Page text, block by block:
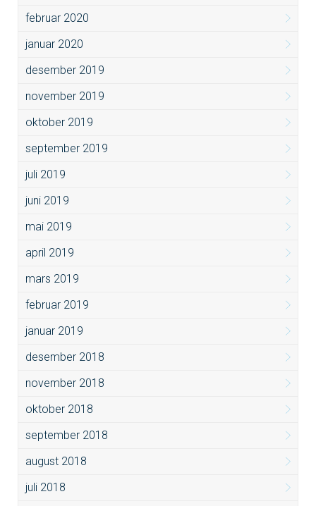
februar 2020
januar 2020
desember 2019
november 2019
oktober 2019
september 2019
juli 2019
juni 2019
mai 2019
april 2019
mars 2019
februar 2019
januar 2019
desember 2018
november 2018
oktober 2018
september 2018
august 2018
juli 2018